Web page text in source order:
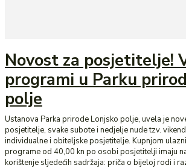
Novost za posjetitelje!
programi u Parku
polje
Ustanova Parka prirode Lonjsko polje, uvela je
posjetitelje, svake subote i nedjelje nude tzv.
individualne i obiteljske posjetitelje. Kupnjom ulaznice za vikend
programe od 40,00 kn po osobi posjetitelji imaju
korištenje sljedećih sadržaja: priča o